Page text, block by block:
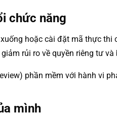
chức năng
hoặc cài đặt mã thực
rủi ro về quyền riêng tư và
phần mềm với hành vi
mình